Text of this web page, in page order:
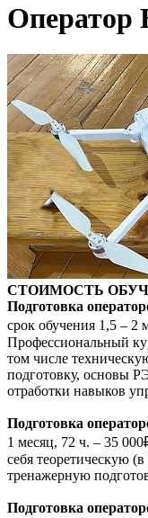
СТОИМОСТЬ
Подготовка
срок обучения 1,5 – 2
Профессиональный
том числе
подготовку, основы
отработки навыков
Подготовка
1 месяц, 72 ч. – 35
себя теоретическую
тренажерную
Подготовка